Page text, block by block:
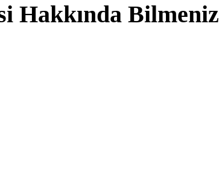
Hakkında Bilmeniz